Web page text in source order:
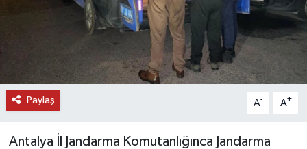
Paylaş A- A+
Antalya İl Jandarma Komutanlığınca Jandarma
TURİZM
RÖPORTAJ